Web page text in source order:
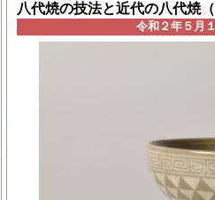
八代焼の技法と近代の八代焼（
令和２年５月